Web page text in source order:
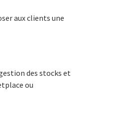
aux clients une
des stocks et
ou